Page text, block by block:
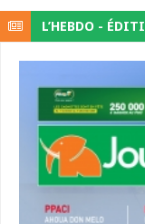
L’HEBDO -